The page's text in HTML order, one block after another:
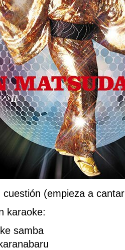
cuestión (empieza a
karaoke:
samba